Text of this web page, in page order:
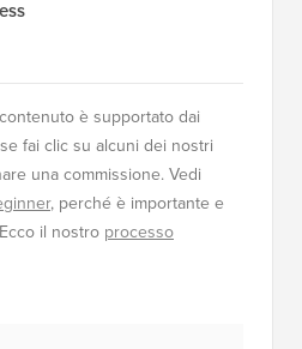
è supportato dai
fai clic su alcuni dei nostri
una commissione. Vedi
, perché è importante e
il nostro processo